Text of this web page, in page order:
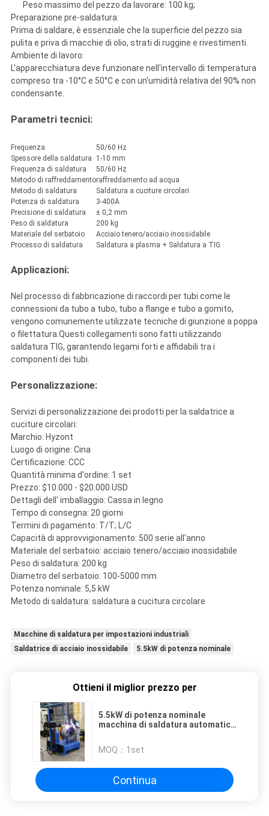
Peso massimo del pezzo da lavorare: 100 kg;
Preparazione pre-saldatura:
Prima di saldare, è essenziale che la superficie del pezzo sia
pulita e priva di macchie di olio, strati di ruggine e rivestimenti.
Ambiente di lavoro:
L'apparecchiatura deve funzionare nell'intervallo di temperatura
compreso tra -10°C e 50°C e con un'umidità relativa del 90% non
condensante.
Parametri tecnici:
Frequenza
50/60 Hz
Spessore della saldatura
1-10 mm
Frequenza di saldatura
50/60 Hz
Metodo di raffreddamentoraffreddamento ad acqua
Metodo di saldatura
Saldatura a cuciture circolari
Potenza di saldatura
3-400A
Precisione di saldatura
± 0,2 mm
Peso di saldatura
200 kg
Materiale del serbatoio
Acciaio tenero/acciaio inossidabile
Processo di saldatura
Saldatura a plasma + Saldatura a TIG
Applicazioni:
Nel processo di fabbricazione di raccordi per tubi come le
connessioni da tubo a tubo, tubo a flange e tubo a gomito,
vengono comunemente utilizzate tecniche di giunzione a poppa
o filettatura.Questi collegamenti sono fatti utilizzando
saldatura TIG, garantendo legami forti e affidabili tra i
componenti dei tubi.
Personalizzazione:
Servizi di personalizzazione dei prodotti per la saldatrice a
cuciture circolari:
Marchio: Hyzont
Luogo di origine: Cina
Certificazione: CCC
Quantità minima d'ordine: 1 set
Prezzo: $10.000 - $20.000 USD
Dettagli dell' imballaggio: Cassa in legno
Tempo di consegna: 20 giorni
Termini di pagamento: T/T; L/C
Capacità di approvvigionamento: 500 serie all'anno
Materiale del serbatoio: acciaio tenero/acciaio inossidabile
Peso di saldatura: 200 kg
Diametro del serbatoio: 100-5000 mm
Potenza nominale: 5,5 kW
Metodo di saldatura: saldatura a cucitura circolare
Macchine di saldatura per impostazioni industriali
Saldatrice di acciaio inossidabile
5.5kW di potenza nominale
Ottieni il miglior prezzo per
5.5kW di potenza nominale
macchina di saldatura automatica
mite/acciaio inossidabile in
ambienti industriali
MOQ： 1set
Continua